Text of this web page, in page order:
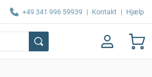
+49 341 996 59939 | Kontakt | Hjælp